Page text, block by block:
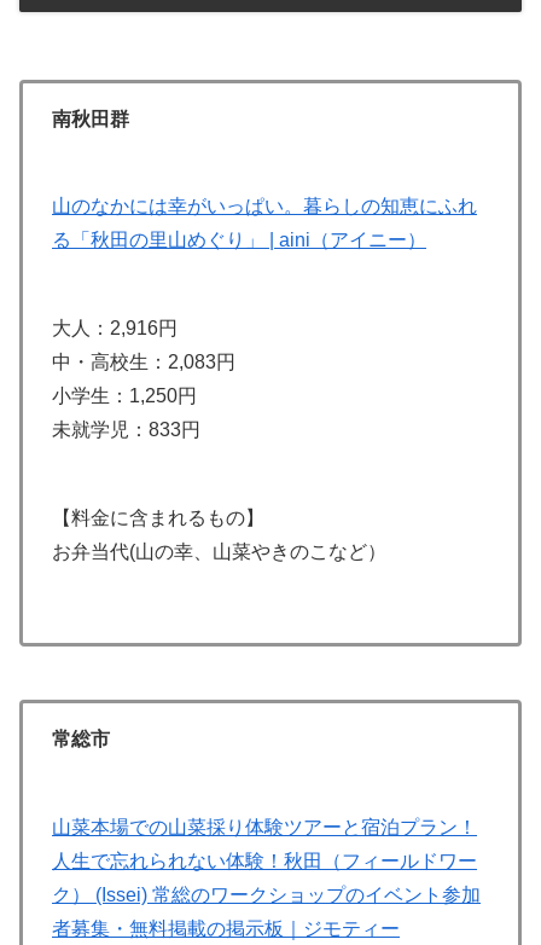
南秋田群
山のなかには幸がいっぱい。暮らしの知恵にふれ
る「秋田の里山めぐり」 | aini（アイニー）
大人：2,916円
中・高校生：2,083円
小学生：1,250円
未就学児：833円
【料金に含まれるもの】
お弁当代(山の幸、山菜やきのこなど）
常総市
山菜本場での山菜採り体験ツアーと宿泊プラン！
人生で忘れられない体験！秋田（フィールドワー
ク） (Issei) 常総のワークショップのイベント参加
者募集・無料掲載の掲示板｜ジモティー